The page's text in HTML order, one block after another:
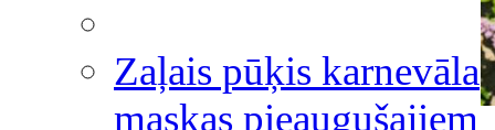
Zaļais pūķis karnevāla
maskas pieaugušajiem